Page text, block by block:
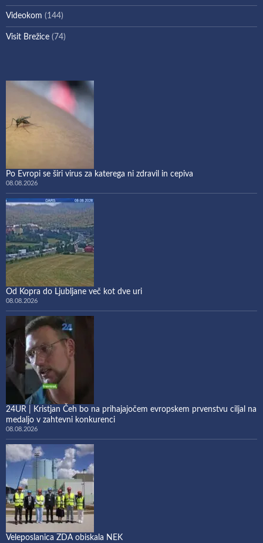
Videokom (144)
Visit Brežice (74)
Po Evropi se širi virus za katerega ni zdravil in cepiva
08.08.2026
Od Kopra do Ljubljane več kot dve uri
08.08.2026
24UR | Kristjan Čeh bo na prihajajočem evropskem prvenstvu ciljal na
medaljo v zahtevni konkurenci
08.08.2026
Veleposlanica ZDA obiskala NEK